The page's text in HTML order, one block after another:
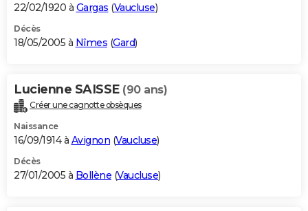
22/02/1920 à Gargas (Vaucluse)
Décès
18/05/2005 à Nîmes (Gard)
Lucienne SAISSE (90 ans)
Créer une cagnotte obsèques
Naissance
16/09/1914 à Avignon (Vaucluse)
Décès
27/01/2005 à Bollène (Vaucluse)